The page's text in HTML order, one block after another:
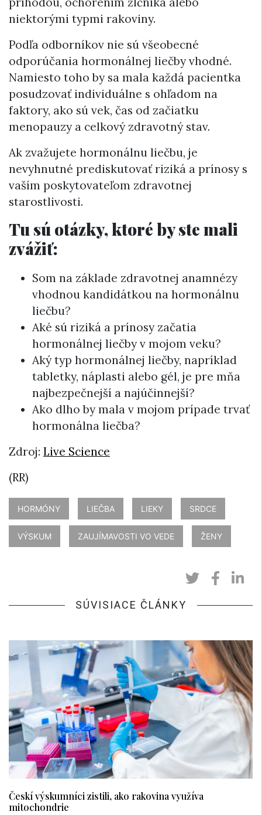
niektorými typmi rakoviny.
Podľa odborníkov nie sú všeobecné
odporúčania hormonálnej liečby vhodné.
Namiesto toho by sa mala každá pacientka
posudzovať individuálne s ohľadom na
faktory, ako sú vek, čas od začiatku
menopauzy a celkový zdravotný stav.
Ak zvažujete hormonálnu liečbu, je
nevyhnutné prediskutovať riziká a prínosy s
vaším poskytovateľom zdravotnej
starostlivosti.
Tu sú otázky, ktoré by ste mali
zvážiť:
Som na základe zdravotnej anamnézy
vhodnou kandidátkou na hormonálnu
liečbu?
Aké sú riziká a prínosy začatia
hormonálnej liečby v mojom veku?
Aký typ hormonálnej liečby, napríklad
tabletky, náplasti alebo gél, je pre mňa
najbezpečnejší a najúčinnejší?
Ako dlho by mala v mojom prípade trvať
hormonálna liečba?
Zdroj: Live Science
(RR)
HORMÓNY LIEČBA LIEKY SRDCE
VÝSKUM ZAUJÍMAVOSTI VO VEDE ŽENY
SÚVISIACE ČLÁNKY
Českí výskumníci zistili, ako rakovina využíva
mitochondrie